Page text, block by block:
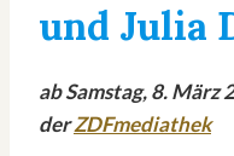
und Julia
ab Samstag, 8. März
derZDFmediathek